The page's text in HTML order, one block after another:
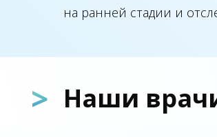
на ранней стадии и
Наши
>